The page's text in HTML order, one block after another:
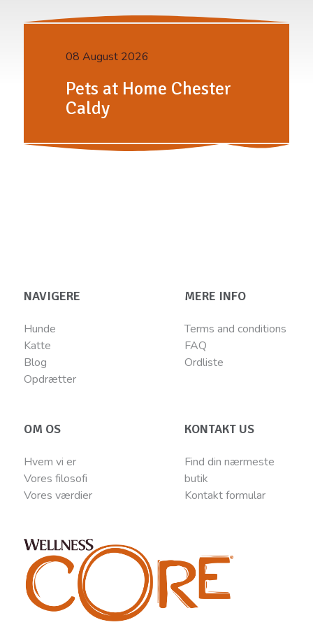
08 August 2026
Pets at Home Chester
Caldy
NAVIGERE
Hunde
Katte
Blog
Opdrætter
MERE INFO
Terms and conditions
FAQ
Ordliste
OM OS
Hvem vi er
Vores filosofi
Vores værdier
KONTAKT US
Find din nærmeste
butik
Kontaktformular